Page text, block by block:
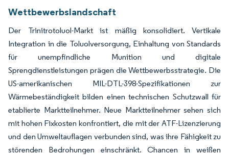
Wettbewerbslandschaft
Der Trinitrotoluol-Markt ist mäßig konsolidiert. Vertikale
Integration in die Toluolversorgung, Einhaltung von Standards
für unempfindliche Munition und digitale
Sprengdienstleistungen prägen die Wettbewerbsstrategie. Die
US-amerikanischen MIL-DTL-398-Spezifikationen zur
Wärmebeständigkeit bilden einen technischen Schutzwall für
etablierte Marktteilnehmer. Neue Marktteilnehmer sehen sich
mit hohen Fixkosten konfrontiert, die mit der ATF-Lizenzierung
und den Umweltauflagen verbunden sind, was ihre Fähigkeit zu
störenden Bedrohungen einschränkt. Chancen in weißen